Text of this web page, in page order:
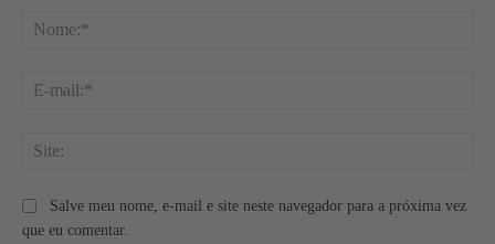
Salve meu nome, e-mail e site neste navegador para a próxima vez
que eu comentar.